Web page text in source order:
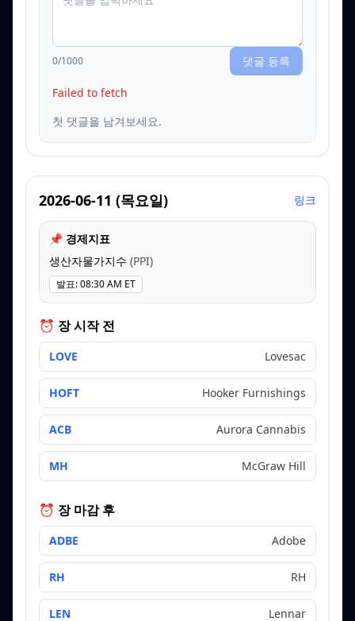
0/1000 댓글 등록
Failed to fetch
첫 댓글을 남겨보세요.
2026-06-11 (목요일) 링크
📌 경제지표
생산자물가지수 (PPI)
발표:08:30 AM ET
⏰ 장 시작 전
LOVE Lovesac
HOFT Hooker Furnishings
ACB Aurora Cannabis
MH McGraw Hill
⏰ 장 마감 후
ADBE Adobe
RH RH
LEN Lennar